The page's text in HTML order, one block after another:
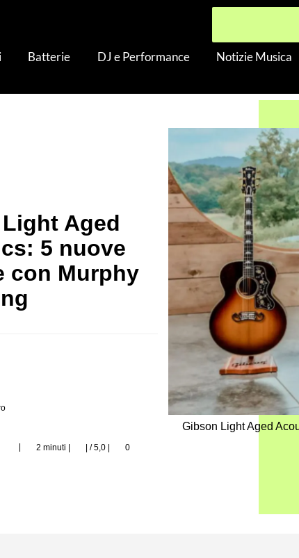
Batterie DJ e Performance Notizie Musica
Aged
5 nuove
con Murphy
2 minuti | | / 5,0 | 0
Gibson Light Aged